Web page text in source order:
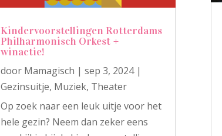
Kindervoorstellingen Rotterdams
Philharmonisch Orkest +
winactie!
door Mamagisch | sep 3, 2024|
Gezinsuitje, Muziek, Theater
Op zoek naar een leuk uitje voor het
hele gezin? Neem dan zeker eens